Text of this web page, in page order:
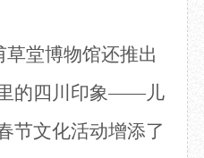
草堂博物馆还推出
的四川印象——儿
节文化活动增添了